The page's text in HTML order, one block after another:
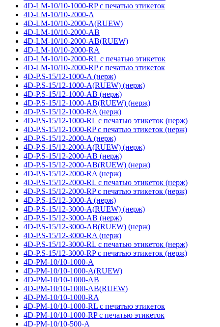
4D-LM-10/10-1000-RP с печатью этикеток
4D-LM-10/10-2000-A
4D-LM-10/10-2000-A(RUEW)
4D-LM-10/10-2000-AB
4D-LM-10/10-2000-AB(RUEW)
4D-LM-10/10-2000-RA
4D-LM-10/10-2000-RL с печатью этикеток
4D-LM-10/10-2000-RP с печатью этикеток
4D-P.S-15/12-1000-A (нерж)
4D-P.S-15/12-1000-A(RUEW) (нерж)
4D-P.S-15/12-1000-AB (нерж)
4D-P.S-15/12-1000-AB(RUEW) (нерж)
4D-P.S-15/12-1000-RA (нерж)
4D-P.S-15/12-1000-RL с печатью этикеток (нерж)
4D-P.S-15/12-1000-RP с печатью этикеток (нерж)
4D-P.S-15/12-2000-A (нерж)
4D-P.S-15/12-2000-A(RUEW) (нерж)
4D-P.S-15/12-2000-AB (нерж)
4D-P.S-15/12-2000-AB(RUEW) (нерж)
4D-P.S-15/12-2000-RA (нерж)
4D-P.S-15/12-2000-RL с печатью этикеток (нерж)
4D-P.S-15/12-2000-RP с печатью этикеток (нерж)
4D-P.S-15/12-3000-A (нерж)
4D-P.S-15/12-3000-A(RUEW) (нерж)
4D-P.S-15/12-3000-AB (нерж)
4D-P.S-15/12-3000-AB(RUEW) (нерж)
4D-P.S-15/12-3000-RA (нерж)
4D-P.S-15/12-3000-RL с печатью этикеток (нерж)
4D-P.S-15/12-3000-RP с печатью этикеток (нерж)
4D-PM-10/10-1000-A
4D-PM-10/10-1000-A(RUEW)
4D-PM-10/10-1000-AB
4D-PM-10/10-1000-AB(RUEW)
4D-PM-10/10-1000-RA
4D-PM-10/10-1000-RL с печатью этикеток
4D-PM-10/10-1000-RP с печатью этикеток
4D-PM-10/10-500-A